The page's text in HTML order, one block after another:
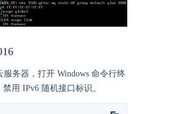
务器，打开 Windows 命令行终
用 IPv6 随机接口标识。